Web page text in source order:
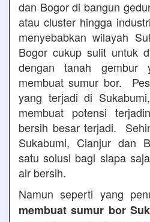
dan Bogor di bangun
atau cluster hingga
menyebabkan wilayah
Bogor cukup sulit untuk
dengan tanah gembur
membuat sumur bor.
yang terjadi di
membuat potensi
bersih besar terjadi.
Sukabumi, Cianjur dan
satu solusi bagi siapa
air bersih.
Namun seperti yang
membuat sumur bor